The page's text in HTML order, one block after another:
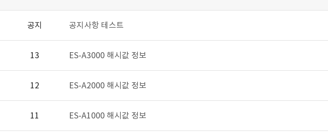
공지 공지사항 테스트
13 ES-A3000 해시값 정보
12 ES-A2000 해시값 정보
11 ES-A1000 해시값 정보